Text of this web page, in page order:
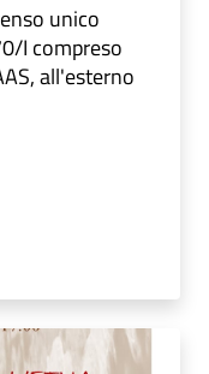
unico
I compreso
all'esterno